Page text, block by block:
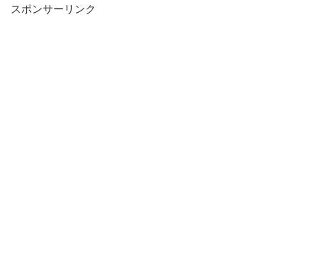
スポンサーリンク